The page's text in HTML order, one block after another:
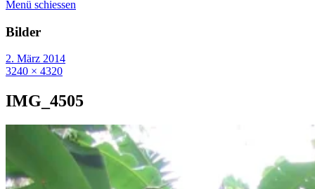
Menü schiessen
Bilder
2. März 2014
3240 × 4320
IMG_4505